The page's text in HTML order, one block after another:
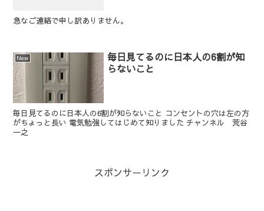
急なご連絡で申し訳ありません。
New
毎日見てるのに日本人の6割が知
らないこと
毎日見てるのに日本人の6割が知らないこと コンセントの穴は左の方
がちょっと長い 電気勉強してはじめて知りました チャンネル 荒谷
一之
スポンサーリンク